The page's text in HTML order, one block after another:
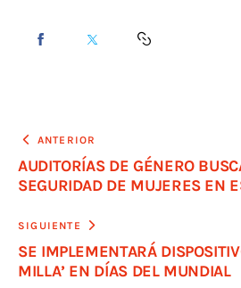
ANTERIOR
AUDITORÍAS DE GÉNERO
SEGURIDAD DE MUJERES EN
SIGUIENTE
SE IMPLEMENTARÁ
MILLA’ EN DÍAS DEL MUNDIAL